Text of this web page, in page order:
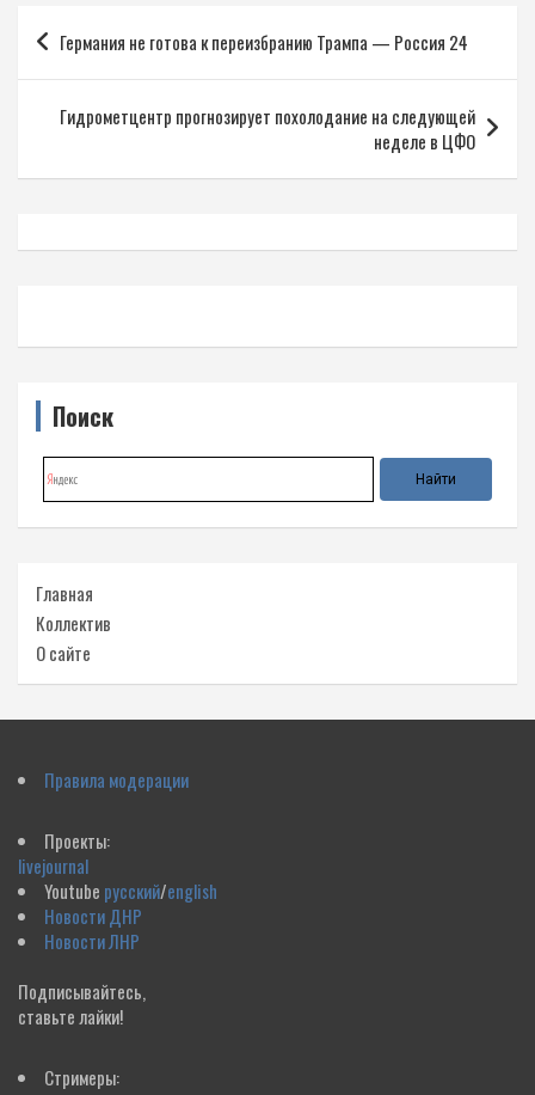
Навигация
по
записям
Германия не готова к переизбранию Трампа — Россия 24
Гидрометцентр прогнозирует похолодание на следующей
неделе в ЦФО
Поиск
Главная
Коллектив
О сайте
Правила модерации
Проекты:
livejournal
Youtube русский/english
Новости ДНР
Новости ЛНР
Подписывайтесь,
ставьте лайки!
Стримеры: